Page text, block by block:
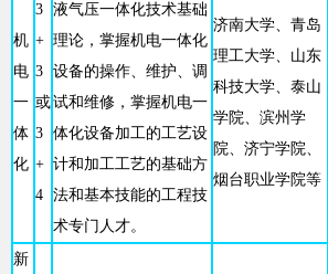
机
电
一
体
化
3
+
3
或
3
+
4
液气压一体化技术基础
理论，掌握机电一体化
设备的操作、维护、调
试和维修，掌握机电一
体化设备加工的工艺设
计和加工工艺的基础方
法和基本技能的工程技
术专门人才。
济南大学、青岛
理工大学、山东
科技大学、泰山
学院、滨州学
院、济宁学院、
烟台职业学院等
新